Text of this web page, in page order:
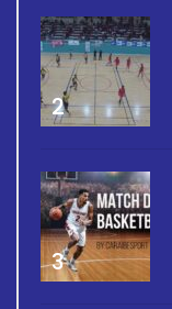
2
3